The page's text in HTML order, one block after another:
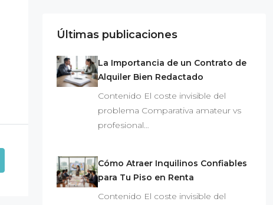
Últimas publicaciones
La Importancia de un Contrato de
Alquiler Bien Redactado
Contenido El coste invisible del
problema Comparativa amateur vs
profesional…
Cómo Atraer Inquilinos Confiables
para Tu Piso en Renta
Contenido El coste invisible del